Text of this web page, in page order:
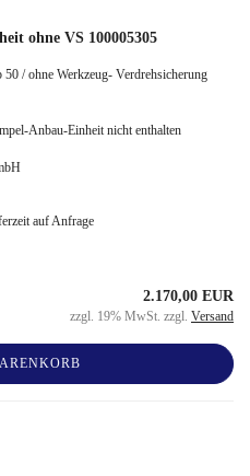
ohne VS 100005305
/ ohne Werkzeug- Verdrehsicherung
Anbau-Einheit nicht enthalten
auf Anfrage
2.170,00 EUR
zzgl. 19% MwSt. zzgl. Versand